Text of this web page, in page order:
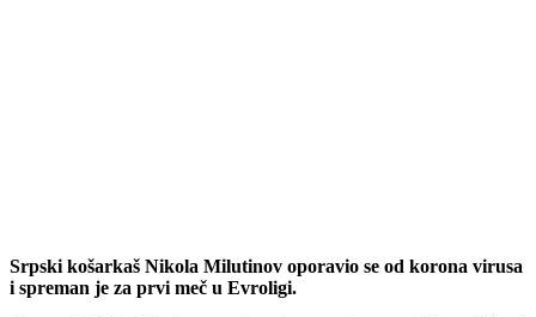
Srpski košarkaš Nikola Milutinov oporavio se od korona virusa
i spreman je za prvi meč u Evroligi.